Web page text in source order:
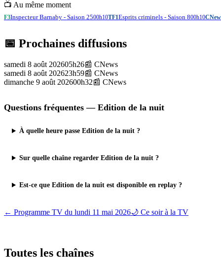
📺 Au même moment
F3Inspecteur Barnaby - Saison 2500h10TF1Esprits criminels - Saison 800h10
📅 Prochaines diffusions
samedi 8 août 202605h26📰 CNews
samedi 8 août 202623h59📰 CNews
dimanche 9 août 202600h32📰 CNews
Questions fréquentes — Edition de la nuit
À quelle heure passe Edition de la nuit ?
Sur quelle chaîne regarder Edition de la nuit ?
Est-ce que Edition de la nuit est disponible en replay ?
← Programme TV du lundi 11 mai 2026🌙 Ce soir à la TV
Toutes les chaînes